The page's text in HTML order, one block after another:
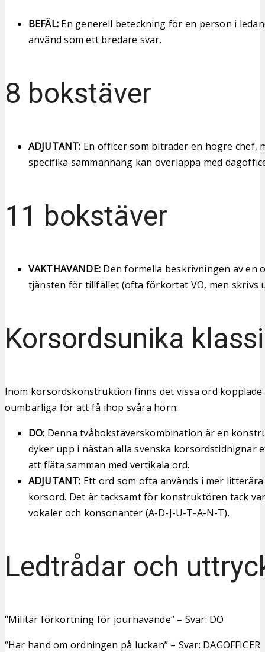
BEFÄL:En generell beteckning för en person i
använd som ett bredare svar.
8 bokstäver
ADJUTANT: En officer som biträder en högre chef,
specifika sammanhang kan överlappa med
11 bokstäver
VAKTHAVANDE:Den formella beskrivningen av en
tjänsten för tillfället (ofta förkortat VO, men skrivs
Korsordsunika
Inom korsordskonstruktion finns det vissa ord
oumbärliga för att få ihop svåra hörn:
DO: Denna tvåbokstäverskombination är en
dyker upp i nästan alla svenska korsordstidnignar
att fläta samman med vertikala ord.
ADJUTANT: Ett ord som ofta används i mer
korsord. Det är tacksamt för konstruktören tack
vokaler och konsonanter (A-D-J-U-T-A-N-T).
Ledtrådar och
“Militär förkortning för jourhavande” – Svar: DO
“Har hand om ordningen på luckan” – Svar: DAGOFFICER